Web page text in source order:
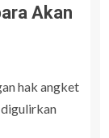
Akan
hak angket
digulirkan